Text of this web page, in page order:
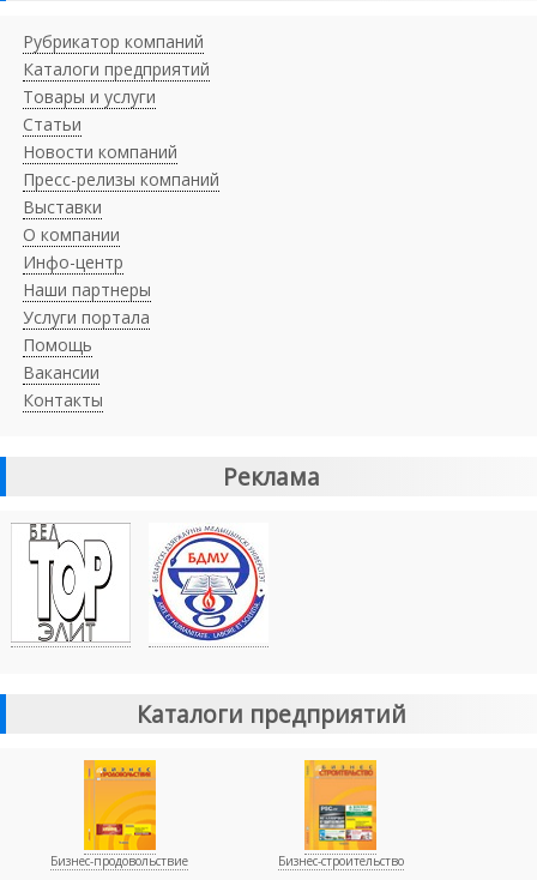
Рубрикатор компаний
Каталоги предприятий
Товары и услуги
Статьи
Новости компаний
Пресс-релизы компаний
Выставки
О компании
Инфо-центр
Наши партнеры
Услуги портала
Помощь
Вакансии
Контакты
Реклама
Каталоги предприятий
Бизнес-продовольствие Бизнес-строительство